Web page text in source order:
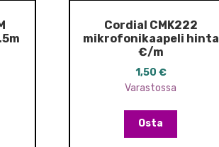
Cordial CMK222
mikrofonikaapeli hinta
€/m
1,50 €
Varastossa
Osta